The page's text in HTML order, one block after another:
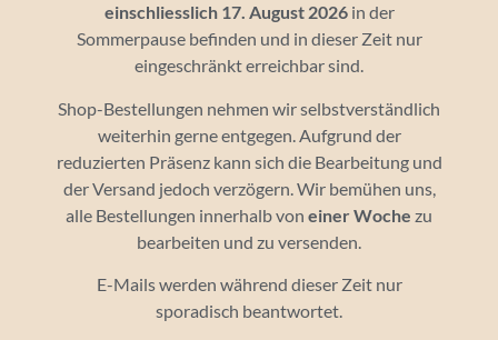
Ihre E-Mail-Adresse wird nur dazu genutzt, Ihnen
unseren Newsletter und Informationen über unsere
Tätigkeiten zu senden. Ihnen steht jederzeit der
gesendete E-Mail einfügen.
Über minis.ch
Deutschschweizer Arbeitsgruppe für
einschliesslich 17. August 2026in der
Sommerpause befinden und in dieser Zeit nur
eingeschränkt erreichbar sind.
Shop-Bestellungen nehmen wir selbstverständlich
weiterhin gerne entgegen. Aufgrund der
reduzierten Präsenz kann sich die Bearbeitung und
der Versand jedoch verzögern. Wir bemühen uns,
alle Bestellungen innerhalb von einer Woche zu
bearbeiten und zu versenden.
E-Mails werden während dieser Zeit nur
sporadisch beantwortet.